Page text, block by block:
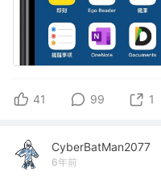
41 99 1
CyberBatMan2077
6年前